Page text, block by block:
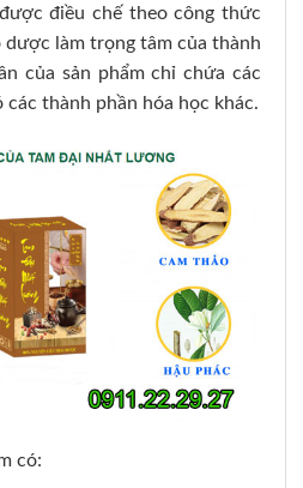
điều chế theo công thức
làm trọng tâm của thành
của sản phẩm chỉ chứa các
thành phần hóa học khác.
có: